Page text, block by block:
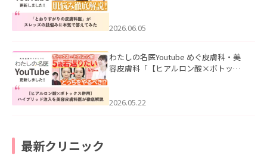
2026.06.05
わたしの名医Youtube めぐ皮膚科・美
容皮膚科「【ヒアルロン酸×ボトック
た。
2026.05.22
最新クリニック